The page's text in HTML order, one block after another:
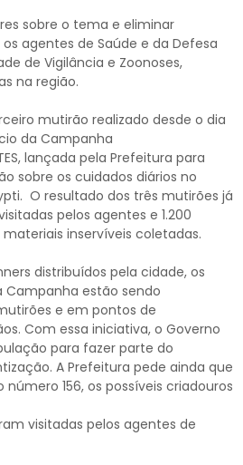
sobre o tema e eliminar
agentes de Saúde e da Defesa
de Vigilância e Zoonoses,
na região.
mutirão realizado desde o dia
da Campanha
lançada pela Prefeitura para
sobre os cuidados diários no
O resultado dos três mutirões já
pelos agentes e 1.200
inservíveis coletadas.
distribuídos pela cidade, os
estão sendo
e em pontos de
Com essa iniciativa, o Governo
para fazer parte do
A Prefeitura pede ainda que
156, os possíveis criadouros
visitadas pelos agentes de